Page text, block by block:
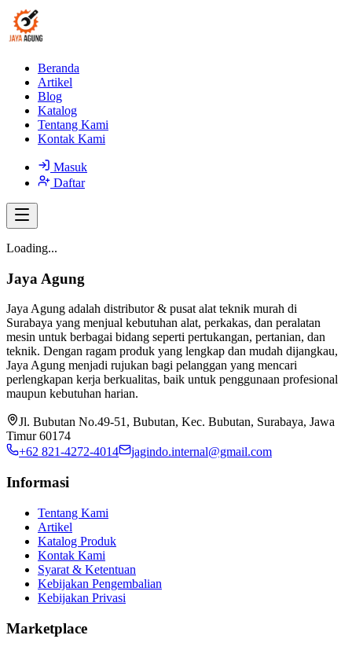
Beranda
Artikel
Blog
Katalog
Tentang Kami
Kontak Kami
Masuk
Daftar
Loading...
Jaya Agung
Jaya Agung adalah distributor & pusat alat teknik murah di
Surabaya yang menjual kebutuhan alat, perkakas, dan peralatan
mesin untuk berbagai bidang seperti pertukangan, pertanian, dan
teknik. Dengan ragam produk yang lengkap dan mudah dijangkau,
Jaya Agung menjadi rujukan bagi pelanggan yang mencari
perlengkapan kerja berkualitas, baik untuk penggunaan profesional
maupun kebutuhan harian.
Jl. Bubutan No.49-51, Bubutan, Kec. Bubutan, Surabaya, Jawa
Timur 60174
+62 821-4272-4014
jagindo.internal@gmail.com
Informasi
Tentang Kami
Artikel
Katalog Produk
Kontak Kami
Syarat & Ketentuan
Kebijakan Pengembalian
Kebijakan Privasi
Marketplace